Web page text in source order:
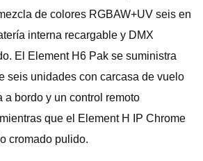
de colores RGBAW+UV seis en
interna recargable y DMX
El Element H6 Pak se suministra
seis unidades con carcasa de vuelo
a bordo y un control remoto
que el Element H IP Chrome
cromado pulido.